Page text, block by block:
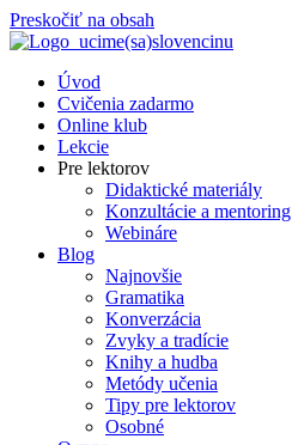
Preskočiť na obsah
Úvod
Cvičenia zadarmo
Online klub
Lekcie
Pre lektorov
Didaktické materiály
Konzultácie a mentoring
Webináre
Blog
Najnovšie
Gramatika
Konverzácia
Zvyky a tradície
Knihy a hudba
Metódy učenia
Tipy pre lektorov
Osobné